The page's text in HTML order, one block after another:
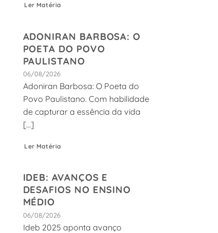
Ler Matéria
ADONIRAN BARBOSA: O
POETA DO POVO
PAULISTANO
06/08/2026
Adoniran Barbosa: O Poeta do
Povo Paulistano. Com habilidade
de capturar a essência da vida
[...]
Ler Matéria
IDEB: AVANÇOS E
DESAFIOS NO ENSINO
MÉDIO
06/08/2026
Ideb 2025 aponta avanço